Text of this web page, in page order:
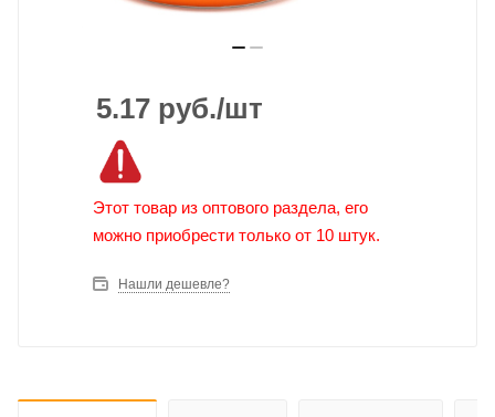
5.17 руб./шт
Этот товар из оптового раздела, его
можно приобрести только от 10 штук.
Нашли дешевле?